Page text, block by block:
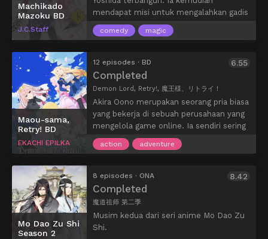
Waver , bersama murid misteriusnya,
Gray, menangani serangkaian kasus yang
ditugaskan oleh Reines dan Asosiasi
Penyihir. Dengan setiap kasus yang
sebelumnya, mungkinkah ada lebih
banyak hal di Menara Jam yang tidak
terlihat, dan rahasia apa yang
disembunyikan Reines?
Machikado
Mazoku BD
J.C.Staff
mendapat misi untuk mengalahkan gadis
penyihir. Yuuko bertemu dengan Momo
Chiyoda dan menantangnya bertarung,
kurangnya kekuatan. Sejak itu, sebagai
iblis Yuuko berjuang melawan Momo.
Namun, karena berbagai hal mereka
perdamaian kota Tama.
comedy magic
Maou-sama,
Retry! BD
EKACHI EPILKA
12 episodes · BD
Completed
Demon Lord, Retry!, 魔王様、リトライ！
6.55
Akira Oono merupakan seorang pria biasa
yang bekerja di sebuah perusahaan yang
mengelola game online. Ia sendiri sering
bermain dengan nama karakter Maou
(Raja Kegelapan). Suatu hari, ketika login,
benar menjadi Maou. Di sana ia bertemu
dengan seorang gadis, dan memulai
petualangan bersamanya. Namun, karena
action adventure
Mo Dao Zu Shi
Season 2
8 episodes · ONA
Completed
魔道祖师 第二季
8.42
Musim kedua dari seri anime Mo Dao Zu
Shi.